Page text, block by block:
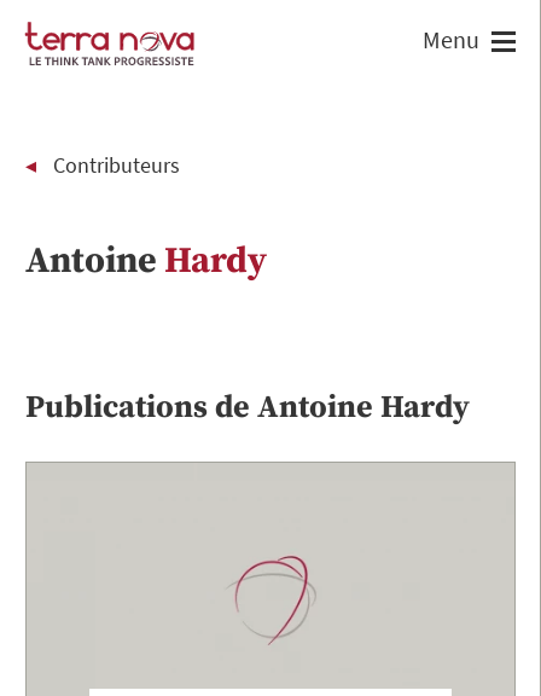
Contributeurs
Antoine Hardy
Publications de Antoine Hardy